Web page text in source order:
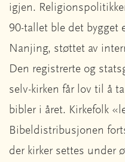
igjen.
90-tallet ble det bygget
Nanjing, støttet av
Den registrerte og
selv-kirken får lov til å
bibler i året. Kirkefolk
Bibeldistribusjonen
der kirker settes under